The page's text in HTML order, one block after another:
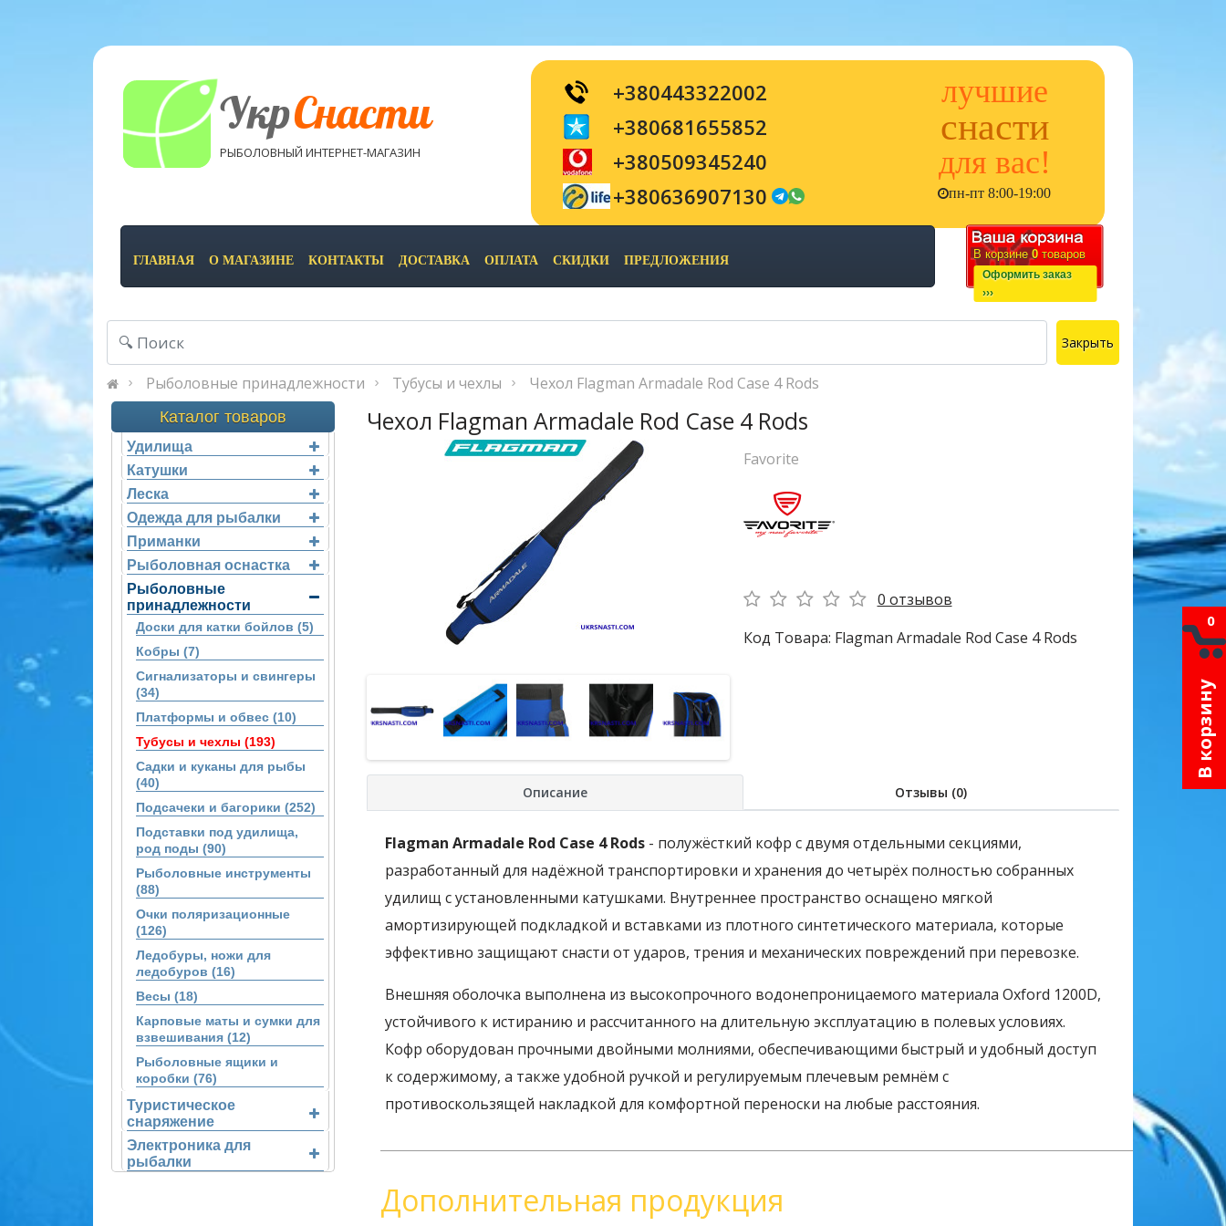
УкрСнасти
РЫБОЛОВНЫЙ ИНТЕРНЕТ-МАГАЗИН
+380443322002
+380681655852
+380509345240
+380636907130
лучшие
снасти
для вас!
пн-пт 8:00-19:00
ГЛАВНАЯ О МАГАЗИНЕ КОНТАКТЫ ДОСТАВКА ОПЛАТА СКИДКИ ПРЕДЛОЖЕНИЯ В корзине 0 товаров
Оформить заказ
›››
Закрыть
Рыболовные принадлежности Тубусы и чехлы Чехол Flagman Armadale Rod Case 4 Rods
Каталог товаров
Удилища
Катушки
Леска
Одежда для рыбалки
Приманки
Рыболовная оснастка
Рыболовные
принадлежности
Доски для катки бойлов (5)
Кобры (7)
Сигнализаторы и свингеры
(34)
Платформы и обвес (10)
Тубусы и чехлы (193)
Садки и куканы для рыбы
(40)
Подсачеки и багорики (252)
Подставки под удилища,
род поды (90)
Рыболовные инструменты
(88)
Очки поляризационные
(126)
Ледобуры, ножи для
ледобуров (16)
Весы (18)
Карповые маты и сумки для
взвешивания (12)
Рыболовные ящики и
коробки (76)
Туристическое
снаряжение
Электроника для
рыбалки
Чехол Flagman Armadale Rod Case 4 Rods
Favorite
0 отзывов
Код Товара: Flagman Armadale Rod Case 4 Rods
Описание Отзывы (0)
Flagman Armadale Rod Case 4 Rods - полужёсткий кофр с двумя отдельными секциями,
разработанный для надёжной транспортировки и хранения до четырёх полностью собранных
удилищ с установленными катушками. Внутреннее пространство оснащено мягкой
амортизирующей подкладкой и вставками из плотного синтетического материала, которые
эффективно защищают снасти от ударов, трения и механических повреждений при перевозке.
Внешняя оболочка выполнена из высокопрочного водонепроницаемого материала Oxford 1200D,
устойчивого к истиранию и рассчитанного на длительную эксплуатацию в полевых условиях.
Кофр оборудован прочными двойными молниями, обеспечивающими быстрый и удобный доступ
к содержимому, а также удобной ручкой и регулируемым плечевым ремнём с
противоскользящей накладкой для комфортной переноски на любые расстояния.
Дополнительная продукция
0
В корзину